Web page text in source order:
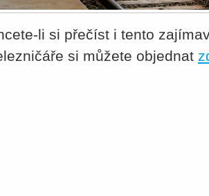
li si přečíst i tento
si můžete objednat